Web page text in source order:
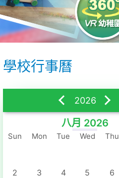
學校行事曆
2026
二月
四月
八月 2026
Sun Mon Tue Wed Thu
2 3 4 5 6